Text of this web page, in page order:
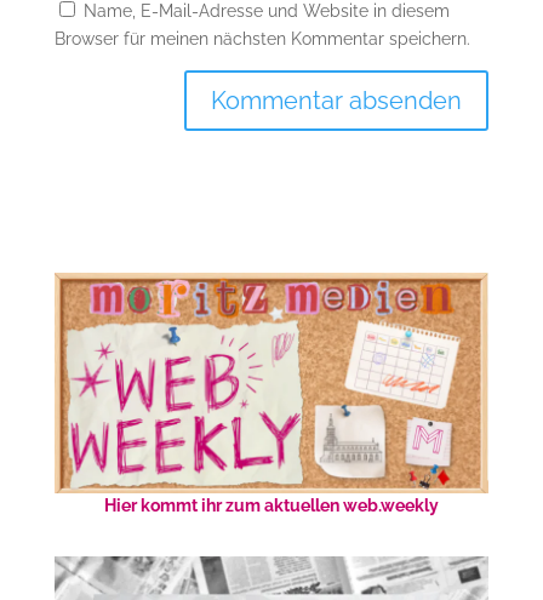
Name, E-Mail-Adresse und Website in diesem
Browser für meinen nächsten Kommentar speichern.
Hier kommt ihr zum aktuellen web.weekly